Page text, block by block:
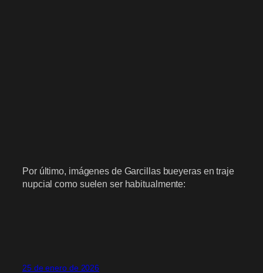
Por último, imágenes de Garcillas bueyeras en traje
nupcial como suelen ser habitualmente:
25 de enero de 2026